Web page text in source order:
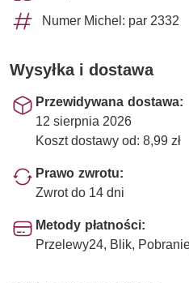
Numer Michel: par 2332
Wysyłka i dostawa
Przewidywana dostawa:
12 sierpnia 2026
Koszt dostawy od: 8,99 zł
Prawo zwrotu:
Zwrot do 14 dni
Metody płatności:
Przelewy24, Blik,